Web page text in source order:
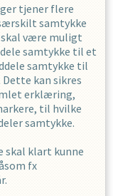
tjener flere
samtykke
være muligt
samtykke til et
samtykke til
kan sikres
erklæring,
til hvilke
samtykke.
skal klart kunne
fx